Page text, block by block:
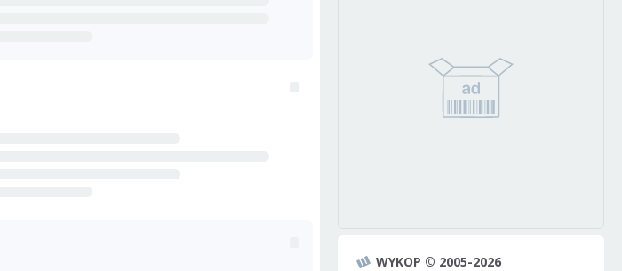
WYKOP © 2005-2026